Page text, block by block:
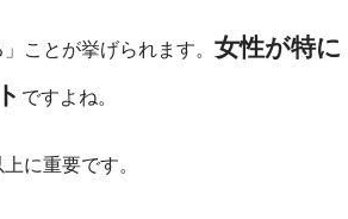
ことが挙げられます。 女性が特に
ですよね。
に重要です。